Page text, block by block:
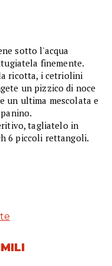
sotto l'acqua
finemente.
ricotta, i cetriolini
un pizzico di noce
un ultima mescolata e
tagliatelo in
6 piccoli rettangoli.